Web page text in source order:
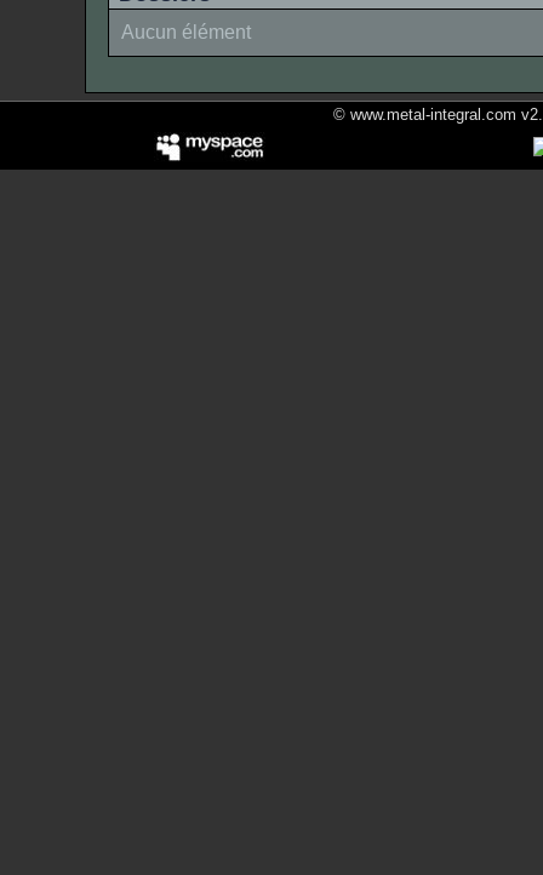
Aucun élément
© www.metal-integral.com